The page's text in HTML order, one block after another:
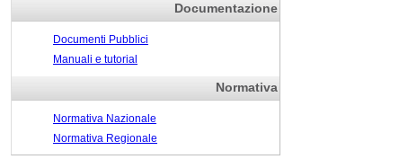
Documentazione
Documenti Pubblici
Manuali e tutorial
Normativa
Normativa Nazionale
Normativa Regionale